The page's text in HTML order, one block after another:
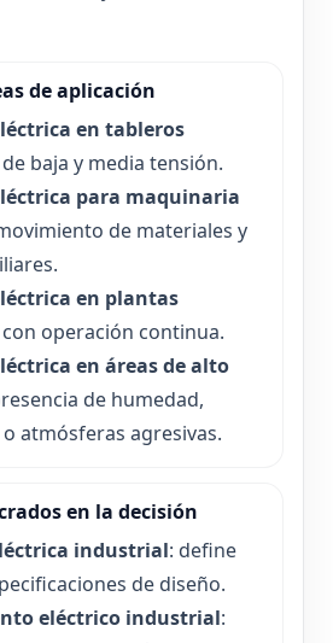
de aplicación
en tableros
baja y media tensión.
para maquinaria
de materiales y
en plantas
operación continua.
en áreas de alto
de humedad,
atmósferas agresivas.
en la decisión
industrial: define
de diseño.
eléctrico industrial: